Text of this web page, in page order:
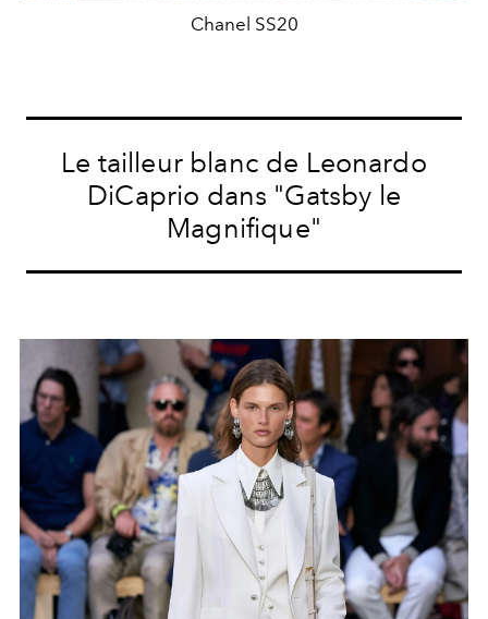
Chanel SS20
Le tailleur blanc de Leonardo
DiCaprio dans "Gatsby le
Magnifique"